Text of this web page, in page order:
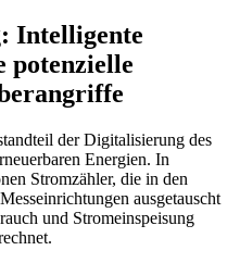
Intelligente
potenzielle
der Digitalisierung des
Energien. In
Stromzähler, die in den
ausgetauscht
und Stromeinspeisung